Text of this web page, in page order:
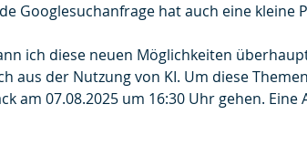
Googlesuchanfrage hat auch eine kleine
ich diese neuen Möglichkeiten
aus der Nutzung von KI. Um diese
am 07.08.2025 um 16:30 Uhr gehen.